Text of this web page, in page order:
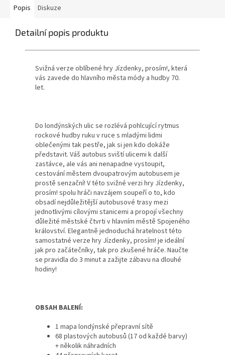
Popis Diskuze
Detailní popis produktu
Svižná verze oblíbené hry Jízdenky, prosím!, která
vás zavede do hlavního města módy a hudby 70.
let.
Do londýnských ulic se rozlévá pohlcující rytmus
rockové hudby ruku v ruce s mladými lidmi
oblečenými tak pestře, jak si jen kdo dokáže
představit. Váš autobus sviští ulicemi k další
zastávce, ale vás ani nenapadne vystoupit,
cestování městem dvoupatrovým autobusem je
prostě senzační! V této svižné verzi hry Jízdenky,
prosím! spolu hráči navzájem soupeří o to, kdo
obsadí nejdůležitější autobusové trasy mezi
jednotlivými cílovými stanicemi a propojí všechny
důležité městské čtvrti v hlavním městě Spojeného
království. Elegantně jednoduchá hratelnost této
samostatné verze hry Jízdenky, prosím! je ideální
jak pro začátečníky, tak pro zkušené hráče. Naučte
se pravidla do 3 minut a zažijte zábavu na dlouhé
hodiny!
OBSAH BALENÍ:
1 mapa londýnské přepravní sítě
68 plastových autobusů (17 od každé barvy)
+ několik náhradních